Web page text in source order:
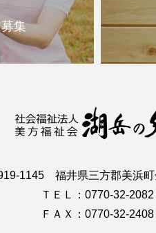
集
1145 福井県三方郡美浜町
ＴＥＬ：0770-32-2082
ＦＡＸ：0770-32-2408